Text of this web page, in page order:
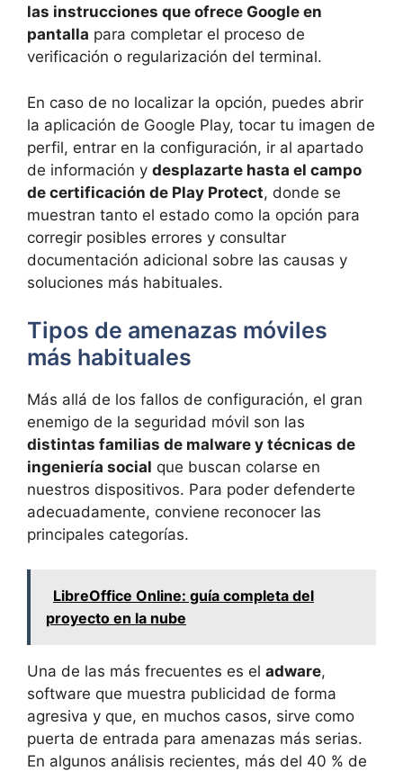
las instrucciones que ofrece Google en
pantalla para completar el proceso de
verificación o regularización del terminal.
En caso de no localizar la opción, puedes abrir
la aplicación de Google Play, tocar tu imagen de
perfil, entrar en la configuración, ir al apartado
de información y desplazarte hasta el campo
de certificación de Play Protect, donde se
muestran tanto el estado como la opción para
corregir posibles errores y consultar
documentación adicional sobre las causas y
soluciones más habituales.
Tipos de amenazas móviles
más habituales
Más allá de los fallos de configuración, el gran
enemigo de la seguridad móvil son las
distintas familias de malware y técnicas de
ingeniería social que buscan colarse en
nuestros dispositivos. Para poder defenderte
adecuadamente, conviene reconocer las
principales categorías.
LibreOffice Online: guía completa del
proyecto en la nube
Una de las más frecuentes es el adware,
software que muestra publicidad de forma
agresiva y que, en muchos casos, sirve como
puerta de entrada para amenazas más serias.
En algunos análisis recientes, más del 40 % de